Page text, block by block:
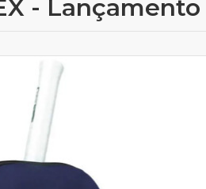
- Lançamento